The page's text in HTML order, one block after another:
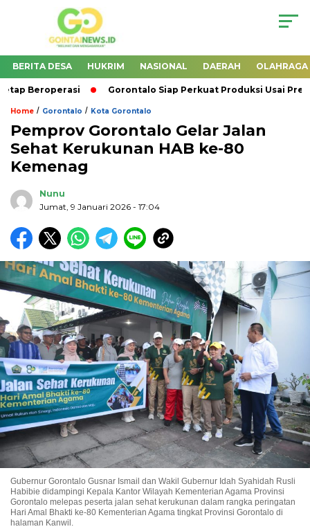
BERITA DESA HUKRIM NASIONAL DAERAH OLAHRAGA
Beroperasi Gorontalo Siap Perkuat Produksi Usai
Home / Gorontalo / Kota Gorontalo
Pemprov Gorontalo Gelar Jalan
Sehat Kerukunan HAB ke-80
Kemenag
Nunu
Jumat, 9 Januari 2026 - 17:04
Gubernur Gorontalo Gusnar Ismail dan Wakil Gubernur Idah Syahidah Rusli
Habibie didampingi Kepala Kantor Wilayah Kementerian Agama Provinsi
Gorontalo melepas peserta jalan sehat kerukunan dalam rangka peringatan
Hari Amal Bhakti ke-80 Kementerian Agama tingkat Provinsi Gorontalo di
halaman Kanwil.